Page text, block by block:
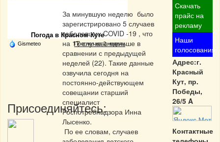
Частная реклама
Погода в Красном Куте
Gismeteo Прогноз на 2 недели
Присоединяйтесь:
За минувшую неделю было
зарегистрировано 5 случаев
заболевших COVID -19 , что
на 17 случаев меньше в
сравнении с предыдущей
неделей (22). Такие данные
озвучила сегодня на
постоянно-действующем
совещании старший
специалист
Роспотребнадзора Инна
Лысенко.
По ее словам, случаев
Скачать
прайс на
рекламу
Наши
голосования
Адрес:г.
Красный
Кут, пр.
Победы,
26/5 A
Контактные